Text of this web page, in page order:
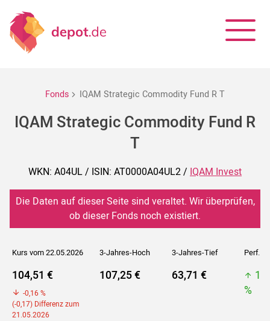
Fonds IQAM Strategic Commodity Fund R T
IQAM Strategic Commodity Fund R
T
WKN: A04UL / ISIN: AT0000A04UL2 / IQAM Invest
Die Daten auf dieser Seite sind veraltet. Wir überprüfen,
ob dieser Fonds noch existiert.
Kurs vom 22.05.2026 3-Jahres-Hoch 3-Jahres-Tief Perf. 5J
104,51 €
-0,16 %
(-0,17) Differenz zum
21.05.2026
107,25 € 63,71 €
%